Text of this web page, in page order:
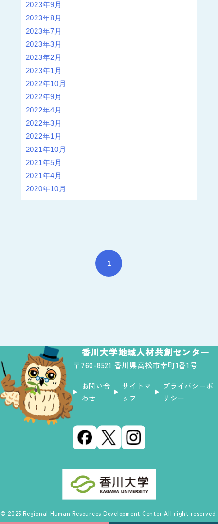
2023年9月
2023年8月
2023年7月
2023年3月
2023年2月
2023年1月
2022年10月
2022年9月
2022年4月
2022年3月
2022年1月
2021年10月
2021年5月
2021年4月
2020年10月
1
香川大学地域人材共創センター
〒760-8521 香川県高松市幸町1番1号
お問い合
わせ
サイトマ
ップ
プライバシーポ
リシー
© 2025 Regional Human Resources Development Center All right reserved.